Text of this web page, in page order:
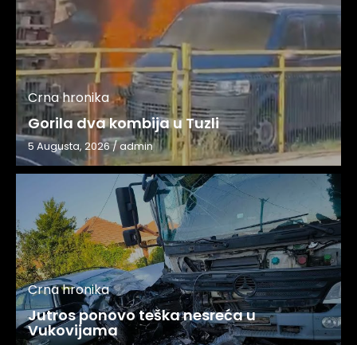
Crna hronika
Gorila dva kombija u Tuzli
5 Augusta, 2026/admin
Crna hronika
Jutros ponovo teška nesreća u
Vukovijama